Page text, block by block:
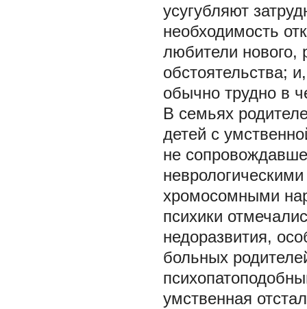
усугубляют
необходимость
любители нового,
обстоятельства;
обычно трудно в
В семьях
детей с
не
хромосомными
психики
недоразвития,
больных
умственная